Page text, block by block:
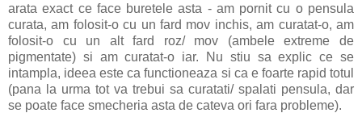
arata exact ce face buretele asta - am pornit cu o pensula
curata, am folosit-o cu un fard mov inchis, am curatat-o, am
folosit-o cu un alt fard roz/ mov (ambele extreme de
pigmentate) si am curatat-o iar. Nu stiu sa explic ce se
intampla, ideea este ca functioneaza si ca e foarte rapid totul
(pana la urma tot va trebui sa curatati/ spalati pensula, dar
se poate face smecheria asta de cateva ori fara probleme).